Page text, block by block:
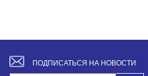
ПОДПИСАТЬСЯ НА НОВОСТИ